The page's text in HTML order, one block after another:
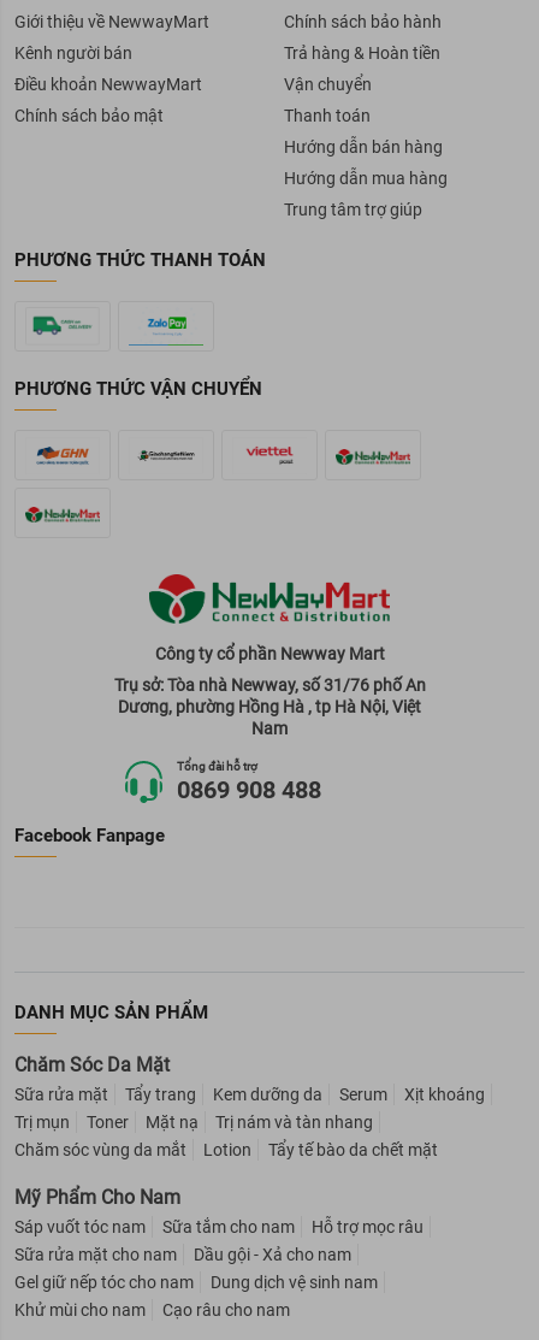
Giới thiệu về NewwayMart
Kênh người bán
Điều khoản NewwayMart
Chính sách bảo mật
Chính sách bảo hành
Trả hàng & Hoàn tiền
Vận chuyển
Thanh toán
Hướng dẫn bán hàng
Hướng dẫn mua hàng
Trung tâm trợ giúp
PHƯƠNG THỨC THANH TOÁN
PHƯƠNG THỨC VẬN CHUYỂN
Công ty cổ phần Newway Mart
Trụ sở: Tòa nhà Newway, số 31/76 phố An
Dương, phường Hồng Hà , tp Hà Nội, Việt
Nam
Tổng đài hỗ trợ
0869 908 488
Facebook Fanpage
DANH MỤC SẢN PHẨM
Chăm Sóc Da Mặt
Sữa rửa mặt Tẩy trang Kem dưỡng da Serum
Xịt khoáng
Trị mụn
Toner Mặt nạ
Trị nám và tàn nhang
Chăm sóc vùng da mắt
Lotion Tẩy tế bào da chết mặt
Mỹ Phẩm Cho Nam
Sáp vuốt tóc nam Sữa tắm cho nam
Hỗ trợ mọc râu
Sữa rửa mặt cho nam
Dầu gội - Xả cho nam
Gel giữ nếp tóc cho nam
Dung dịch vệ sinh nam
Khử mùi cho nam
Cạo râu cho nam